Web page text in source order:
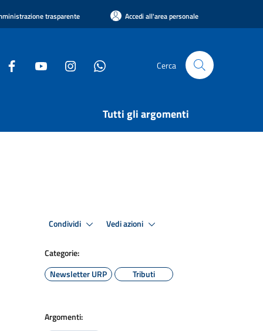
trasparente Accedi all'area personale
Cerca
Tutti gli argomenti
Condividi Vedi azioni
Categorie:
Newsletter URP
Tributi
Argomenti: